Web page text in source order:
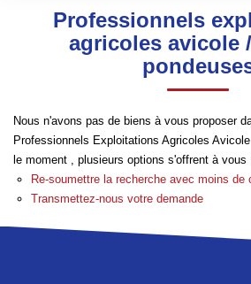
ESTIMER
FAIRE GERER
NOS
Les Agences
Actualités
Sélectionnez...
Type de bien
Surface
Créer une alerte
Professionnels
agricoles avicole
Nous n'avons pas de biens à vous proposer
Professionnels Exploitations Agricoles
le moment , plusieurs options s'offrent à vous
Re-soumettre la recherche avec moins de
Transmettez-nous votre demande